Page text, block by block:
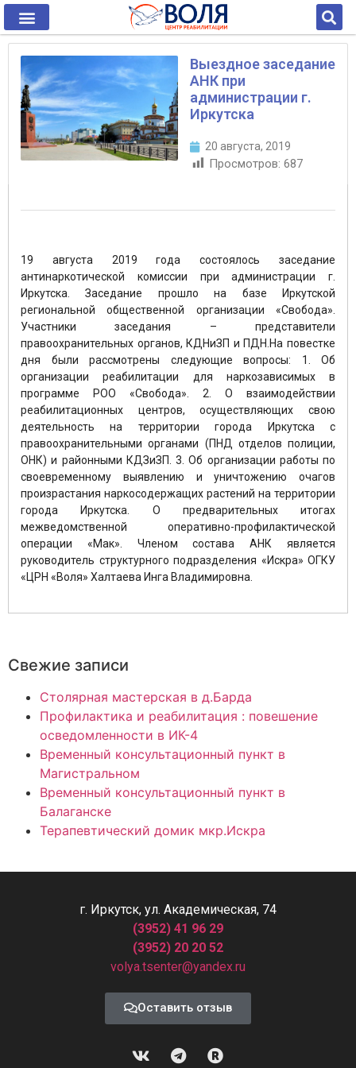
Выездное заседание
АНК при
администрации г.
Иркутска
20 августа, 2019
Просмотров: 687
19 августа 2019 года состоялось заседание
антинаркотической комиссии при администрации г.
Иркутска. Заседание прошло на базе Иркутской
региональной общественной организации «Свобода».
Участники заседания – представители
правоохранительных органов, КДНиЗП и ПДН.На повестке
дня были рассмотрены следующие вопросы: 1. Об
организации реабилитации для наркозависимых в
программе РОО «Свобода». 2. О взаимодействии
реабилитационных центров, осуществляющих свою
деятельность на территории города Иркутска с
правоохранительными органами (ПНД отделов полиции,
ОНК) и районными КДЗиЗП. 3. Об организации работы по
своевременному выявлению и уничтожению очагов
произрастания наркосодержащих растений на территории
города Иркутска. О предварительных итогах
межведомственной оперативно-профилактической
операции «Мак». Членом состава АНК является
руководитель структурного подразделения «Искра» ОГКУ
«ЦРН «Воля» Халтаева Инга Владимировна.
Свежие записи
Столярная мастерская в д.Барда
Профилактика и реабилитация : повешение
осведомленности в ИК-4
Временный консультационный пункт в
Магистральном
Временный консультационный пункт в
Балаганске
Терапевтический домик мкр.Искра
г. Иркутск, ул. Академическая, 74
(3952) 41 96 29
(3952) 20 20 52
volya.tsenter@yandex.ru
Оставить отзыв